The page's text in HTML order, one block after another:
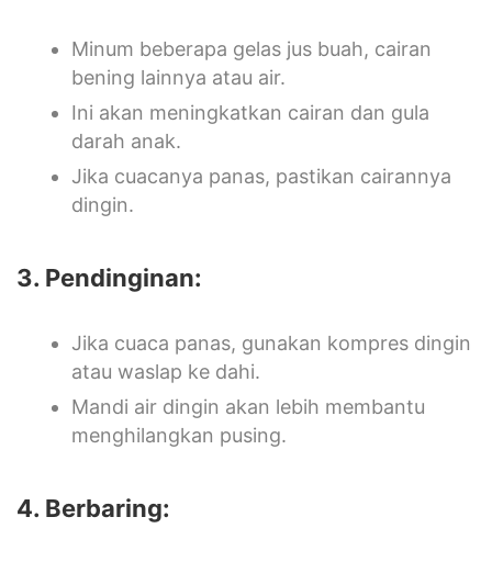
Minum beberapa gelas jus buah, cairan
bening lainnya atau air.
Ini akan meningkatkan cairan dan gula
darah anak.
Jika cuacanya panas, pastikan cairannya
dingin.
3. Pendinginan:
Jika cuaca panas, gunakan kompres dingin
atau waslap ke dahi.
Mandi air dingin akan lebih membantu
menghilangkan pusing.
4. Berbaring: